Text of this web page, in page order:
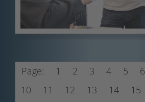
Page: 1 2 3 4 5 6
10
11 12 13 14 15